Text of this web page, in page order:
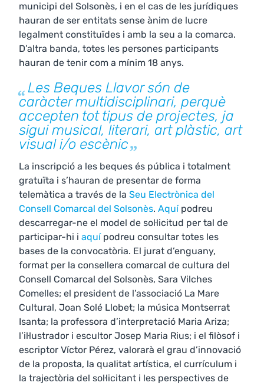
municipi del Solsonès, i en el cas de les jurídiques
hauran de ser entitats sense ànim de lucre
legalment constituïdes i amb la seu a la comarca.
D’altra banda, totes les persones participants
hauran de tenir com a mínim 18 anys.
Les Beques Llavor són de
caràcter multidisciplinari, perquè
accepten tot tipus de projectes, ja
sigui musical, literari, art plàstic, art
visual i/o escènic
La inscripció a les beques és pública i totalment
gratuïta i s’hauran de presentar de forma
telemàtica a través de la Seu Electrònica del
Consell Comarcal del Solsonès. Aquípodreu
descarregar-ne el model de sol·licitud per tal de
participar-hi i aquípodreu consultar totes les
bases de la convocatòria. El jurat d’enguany,
format per la consellera comarcal de cultura del
Consell Comarcal del Solsonès, Sara Vilches
Comelles; el president de l’associació La Mare
Cultural, Joan Solé Llobet; la música Montserrat
Isanta; la professora d’interpretació Maria Ariza;
l’il·lustrador i escultor Josep Maria Rius; i el filòsof i
escriptor Víctor Pérez, valorarà el grau d’innovació
de la proposta, la qualitat artística, el currículum i
la trajectòria del sol·licitant i les perspectives de